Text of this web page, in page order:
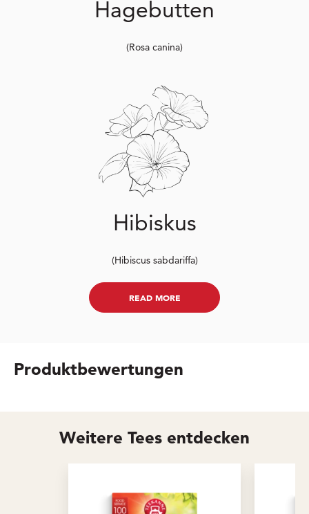
Hagebutten
(Rosa canina)
Hibiskus
(Hibiscus sabdariffa)
READ MORE
Produktbewertungen
Weitere Tees entdecken